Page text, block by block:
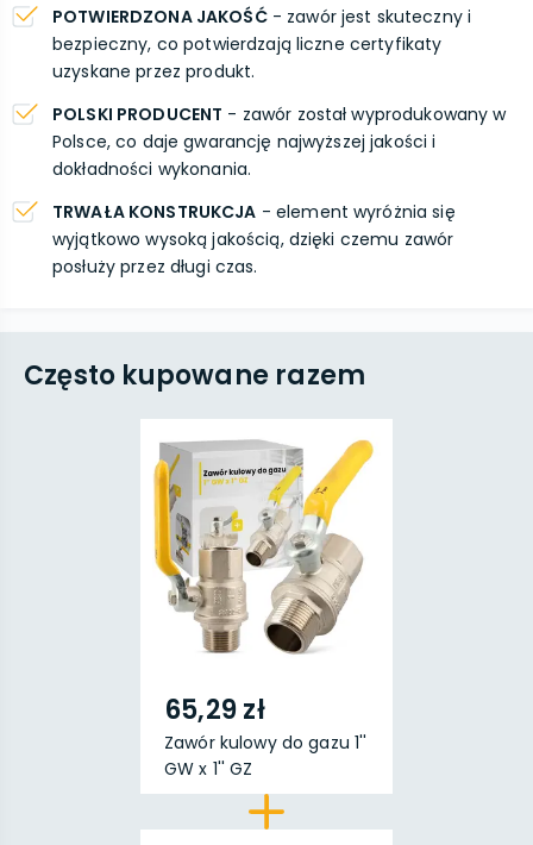
POTWIERDZONA JAKOŚĆ- zawór jest skuteczny i
bezpieczny, co potwierdzają liczne certyfikaty
uzyskane przez produkt.
POLSKI PRODUCENT - zawór został wyprodukowany w
Polsce, co daje gwarancję najwyższej jakości i
dokładności wykonania.
TRWAŁA KONSTRUKCJA - element wyróżnia się
wyjątkowo wysoką jakością, dzięki czemu zawór
posłuży przez długi czas.
Często kupowane razem
65,29 zł
Zawór kulowy do gazu 1''
GW x 1'' GZ